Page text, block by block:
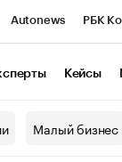
Autonews РБК
Кейсы
Малый бизнес